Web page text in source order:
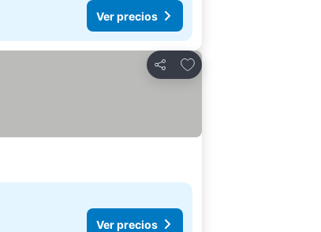
Ver precios
Compartir
Agregar a favoritos
Ver precios